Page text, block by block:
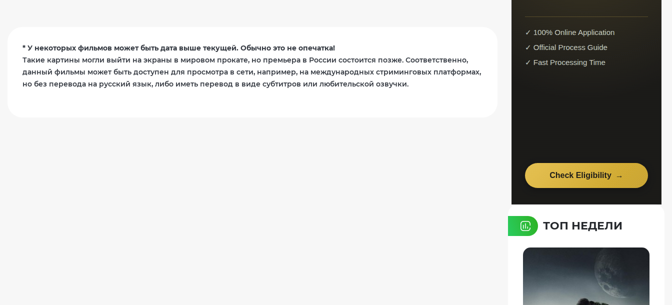
* У некоторых фильмов может быть дата выше текущей. Обычно это не опечатка!
Такие картины могли выйти на экраны в мировом прокате, но премьера в России состоится позже. Соответственно,
данный фильмы может быть доступен для просмотра в сети, например, на международных стриминговых платформах,
но без перевода на русский язык, либо иметь перевод в виде субтитров или любительской озвучки.
ТОП НЕДЕЛИ